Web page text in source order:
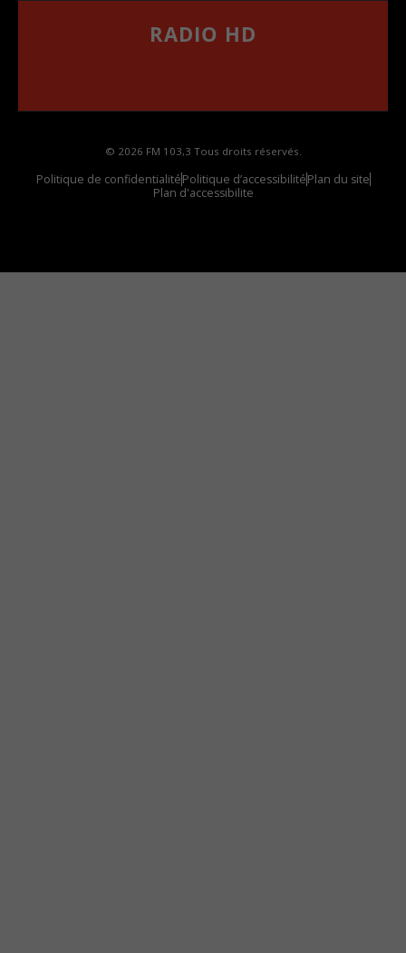
RADIO HD
© 2026 FM 103,3 Tous droits réservés.
Politique de confidentialitéPolitique d’accessibilitéPlan du site
Plan d'accessibilite